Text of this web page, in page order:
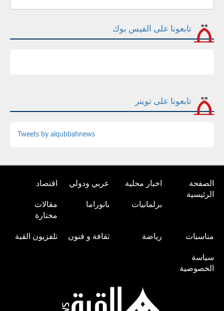
تابعونا على الفيس بوك
تابعونا على تويتر
Tweets by alqubbahnews
الصفحة
الرئيسية
اخبار محلية عربي ودولي اقتصاد
برلمانيات بانوراما
مقالات
مختارة
مناسبات رياضة ثقافة و فنون تلفزيون القبة
سياسة
الخصوصية